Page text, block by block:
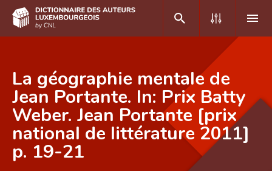
DE FR
Accueil
Auteur(e)s A-Z
Recherche avancée
La géographie mentale de
Jean Portante. In: Prix Batty
Weber. Jean Portante [prix
national de littérature 2011]
p. 19-21